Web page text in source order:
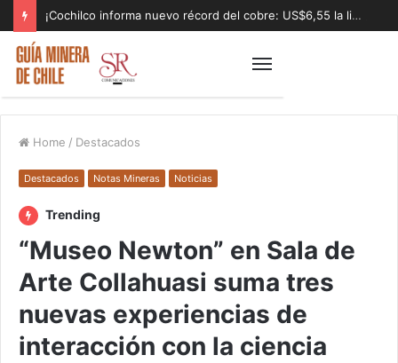
¡Cochilco informa nuevo récord del cobre: US$6,55 la libra!
Home / Destacados
Destacados Notas Mineras Noticias
Trending
“Museo Newton” en Sala de
Arte Collahuasi suma tres
nuevas experiencias de
interacción con la ciencia